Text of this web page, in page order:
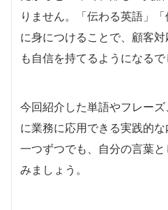
りません。「伝わる英語」
に身につけることで、顧客
も自信を持てるようになるで
今回紹介した単語やフレー
に業務に応用できる実践的
一つずつでも、自分の言葉
みましょう。